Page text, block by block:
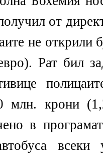
от
не открили
Рат бил
крони
в
всеки